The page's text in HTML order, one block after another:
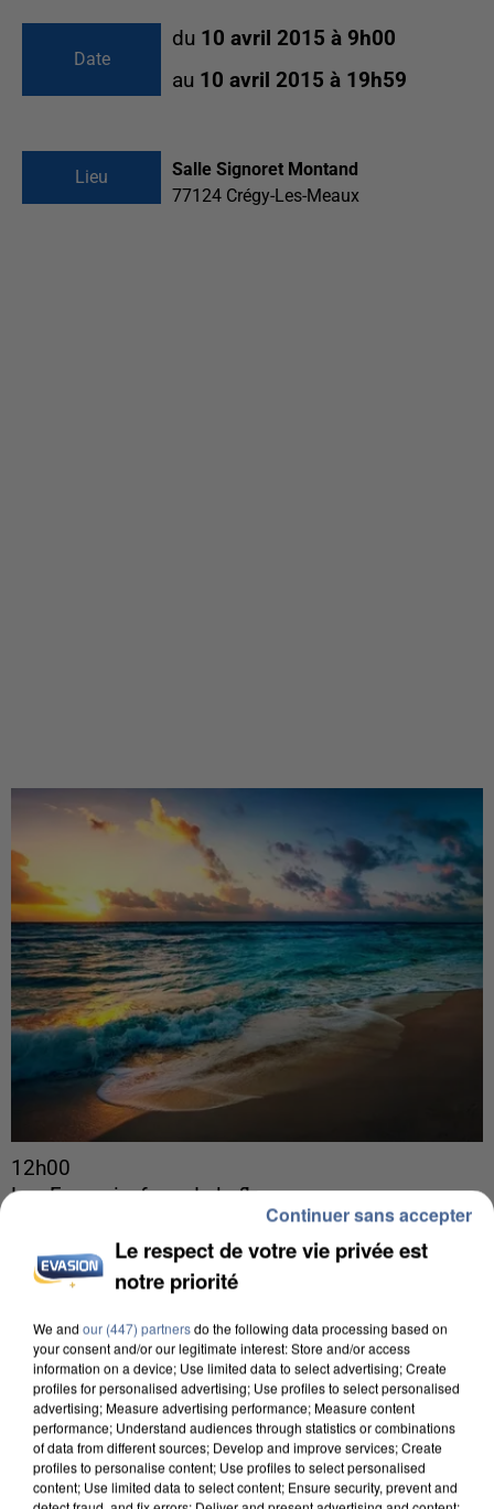
Date
du 10 avril 2015 à 9h00
au 10 avril 2015 à 19h59
Lieu
Salle Signoret Montand
77124 Crégy-Les-Meaux
12h00
Les Français, fans de la flemme
C’est la journée mondiale de la paresse ce lundi
10 août 2026. Et Macadam a mené une étude très
sérieuse sur la question.
Le respect de votre vie privée est
notre priorité
We and our (447) partnersdo the following data processing based on
your consent and/or our legitimate interest: Store and/or access
information on a device; Use limited data to select advertising; Create
profiles for personalised advertising; Use profiles to select personalised
advertising; Measure advertising performance; Measure content
performance; Understand audiences through statistics or combinations
of data from different sources; Develop and improve services; Create
profiles to personalise content; Use profiles to select personalised
content; Use limited data to select content; Ensure security, prevent and
Continuer sans accepter